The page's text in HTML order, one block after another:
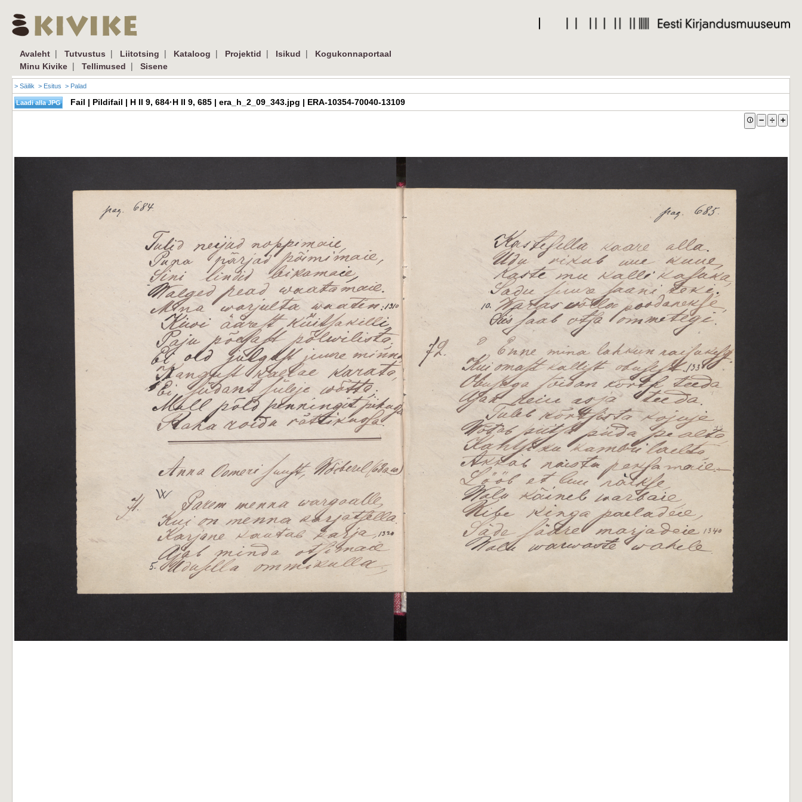
Avaleht | Tutvustus | Liitotsing | Kataloog | Projektid | Isikud |
Kogukonnaportaal
Minu Kivike | Tellimused | Sisene
> Säilik > Esitus > Palad
Fail | Pildifail | H II 9, 684·H II 9, 685 | era_h_2_09_343.jpg | ERA-10354-70040-13109